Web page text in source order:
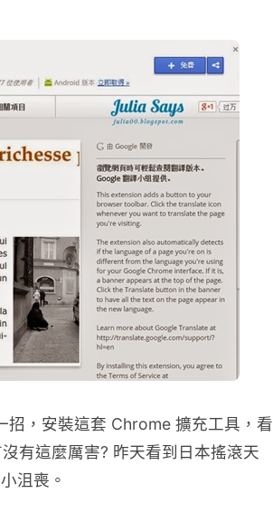
，安裝這套 Chrome 擴充工具，看
有這麼厲害? 昨天看到日本搖滾天
沮喪。